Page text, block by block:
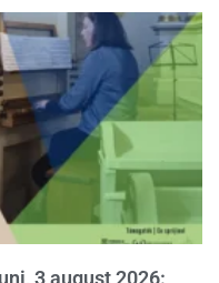
3 august 2026: